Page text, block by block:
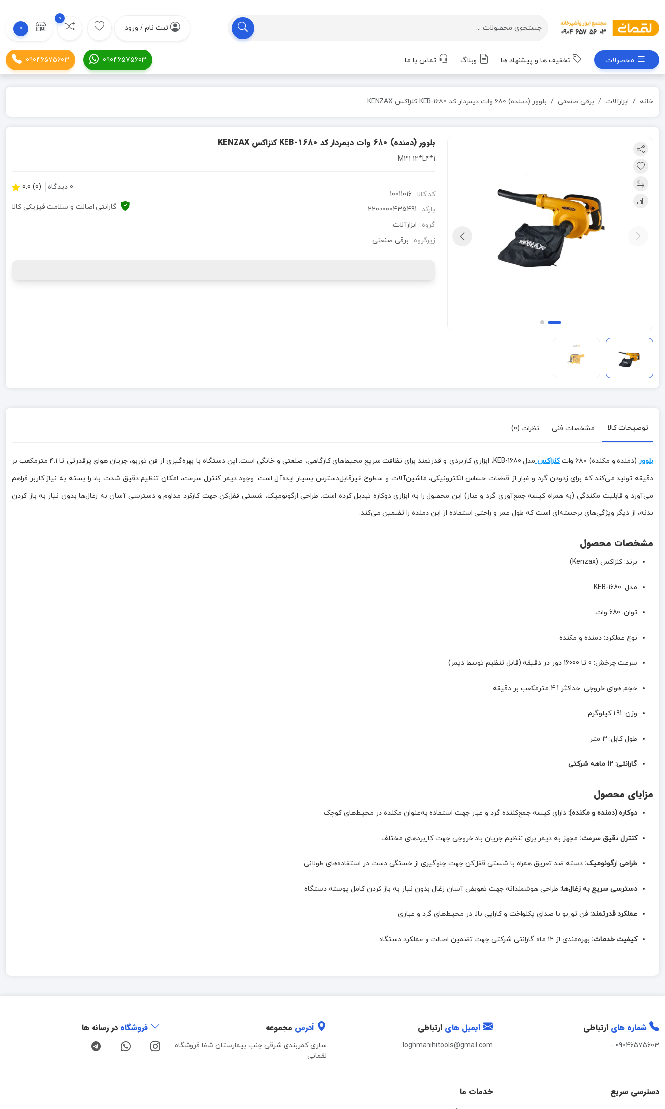
ثبت نام / ورود
0
0
محصولات تخفیف ها و پیشنهاد ها وبلاگ تماس با ما 09046575603
09046575603
خانه ابزارآلات برقی صنعتی بلوور (دمنده) 680 وات دیمردار کد KEB-1680 کنزاکس KENZAX
بلوور (دمنده) 680 وات دیمردار کد KEB-1680 کنزاکس KENZAX
1*M31 12*L4
کد کالا: 10011016
بارکد: 2200000435491
گروه: ابزارآلات
زیرگروه: برقی صنعتی
0 دیدگاه (0) 0.0
گارانتی اصالت و سلامت فیزیکی کالا
توضیحات کالا مشخصات فنی نظرات (0)
بلوور (دمنده و مکنده) ۶۸۰ وات کنزاکس
مدل KEB-1680، ابزاری کاربردی و قدرتمند برای نظافت سریع محیط‌های کارگاهی، صنعتی و خانگی است. این دستگاه با بهره‌گیری از فن توربو، جریان هوای پرقدرتی تا ۴.۱ مترمکعب بر
دقیقه تولید می‌کند که برای زدودن گرد و غبار از قطعات حساس الکترونیکی، ماشین‌آلات و سطوح غیرقابل‌دسترس بسیار ایده‌آل است. وجود دیمر کنترل سرعت، امکان تنظیم دقیق شدت باد را بسته به نیاز کاربر فراهم
می‌آورد و قابلیت مکندگی (به همراه کیسه جمع‌آوری گرد و غبار) این محصول را به ابزاری دوکاره تبدیل کرده است. طراحی ارگونومیک، شستی قفل‌کن جهت کارکرد مداوم و دسترسی آسان به زغال‌ها بدون نیاز به باز کردن
بدنه، از دیگر ویژگی‌های برجسته‌ای است که طول عمر و راحتی استفاده از این دمنده را تضمین می‌کند.
مشخصات محصول
برند: کنزاکس (Kenzax)
مدل: KEB-1680
توان: 680 وات
نوع عملکرد: دمنده و مکنده
سرعت چرخش: 0 تا 16000 دور در دقیقه (قابل تنظیم توسط دیمر)
حجم هوای خروجی: حداکثر 4.1 مترمکعب بر دقیقه
وزن: 1.91 کیلوگرم
طول کابل: 3 متر
گارانتی: 12 ماهه شرکتی
مزایای محصول
دوکاره (دمنده و مکنده): دارای کیسه جمع‌کننده گرد و غبار جهت استفاده به‌عنوان مکنده در محیط‌های کوچک
کنترل دقیق سرعت: مجهز به دیمر برای تنظیم جریان باد خروجی جهت کاربردهای مختلف
طراحی ارگونومیک: دسته ضد تعریق همراه با شستی قفل‌کن جهت جلوگیری از خستگی دست در استفاده‌های طولانی
دسترسی سریع به زغال‌ها: طراحی هوشمندانه جهت تعویض آسان زغال بدون نیاز به باز کردن کامل پوسته دستگاه
عملکرد قدرتمند: فن توربو با صدای یکنواخت و کارایی بالا در محیط‌های گرد و غباری
کیفیت خدمات: بهره‌مندی از ۱۲ ماه گارانتی شرکتی جهت تضمین اصالت و عملکرد دستگاه
شماره های ارتباطی
09046575603
-
ایمیل های ارتباطی
loghmanihitools@gmail.com
آدرس مجموعه
ساری کمربندی شرقی جنب بیمارستان شفا فروشگاه
لقمانی
فروشگاه در رسانه ها
دسترسی سریع خدمات ما